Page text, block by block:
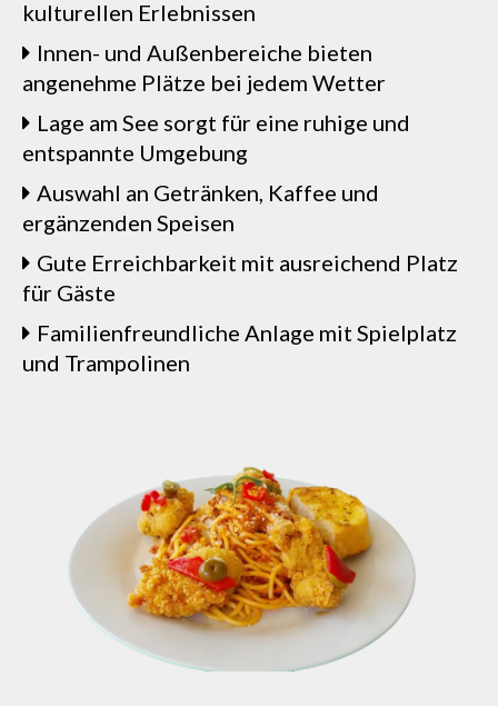
kulturellen Erlebnissen
Innen- und Außenbereiche bieten
angenehme Plätze bei jedem Wetter
Lage am See sorgt für eine ruhige und
entspannte Umgebung
Auswahl an Getränken, Kaffee und
ergänzenden Speisen
Gute Erreichbarkeit mit ausreichend Platz
für Gäste
Familienfreundliche Anlage mit Spielplatz
und Trampolinen